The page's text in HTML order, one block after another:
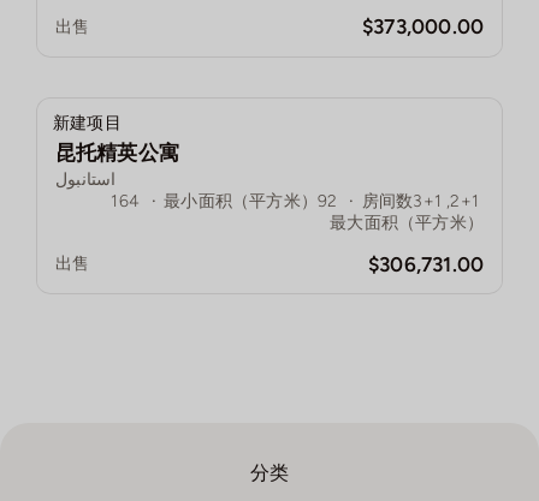
$373,000.00
出售
新建项目
昆托精英公寓
استانبول
2+1, 3+1
房间数
·
92
最小面积（平方米）
·
164
最大面积（平方米）
$306,731.00
出售
分类